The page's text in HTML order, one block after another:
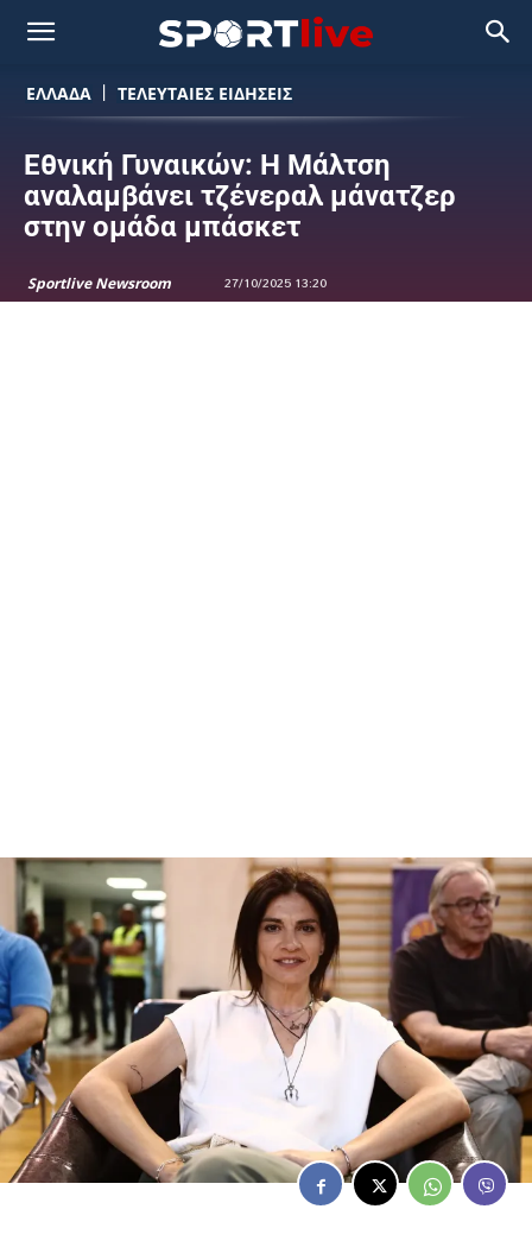
ΕΛΛΑΔΑ ΤΕΛΕΥΤΑΙΕΣ ΕΙΔΗΣΕΙΣ
Εθνική Γυναικών: Η Μάλτση
αναλαμβάνει τζένεραλ μάνατζερ
στην ομάδα μπάσκετ
Sportlive Newsroom 27/10/2025 13:20